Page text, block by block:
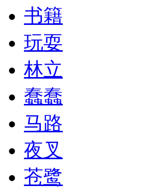
书籍
玩耍
林立
蠢蠢
马路
夜叉
苍鹭